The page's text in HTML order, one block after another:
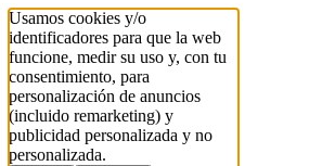
Usamos cookies y/o
identificadores para que la web
funcione, medir su uso y, con tu
consentimiento, para
personalización de anuncios
(incluido remarketing) y
publicidad personalizada y no
personalizada.